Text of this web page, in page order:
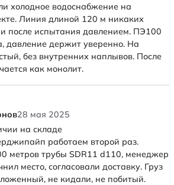
холодное водоснабжение на
Линия длиной 120 м никаких
после испытания давлением. ПЭ100
давление держит уверенно. На
без внутренних наплывов. После
как монолит.
28 мая 2025
на складе
работаем второй раз.
метров трубы SDR11 d110, менеджер
место, согласовали доставку. Груз
не кидали, не побитый.